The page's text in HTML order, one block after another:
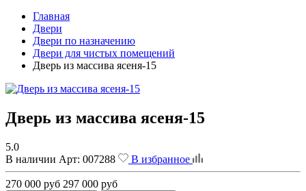
Главная
Двери
Двери по назначению
Двери для чистых помещений
Дверь из массива ясеня-15
Дверь из массива ясеня-15
5.0
В наличии Арт: 007288 В избранное
270 000 руб 297 000 руб